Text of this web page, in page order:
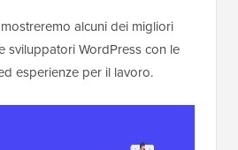
alcuni dei migliori
sviluppatori WordPress con le
esperienze per il lavoro.